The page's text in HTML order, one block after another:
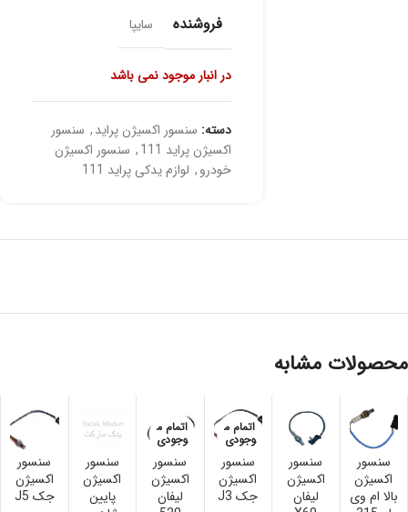
فروشنده سایپا
در انبار موجود نمی باشد
دسته: سنسور اکسیژن پراید, سنسور
اکسیژن پراید 111
, سنسور اکسیژن
خودرو, لوازم یدکی پراید 111
محصولات مشابه
سنسور
اکسیژن
بالا ام وی
سنسور
اكسيژن
ليفان
اتمام م
وجودی
سنسور
اکسیژن
جک J3
اتمام م
وجودی
سنسور
اکسیژن
لیفان
سنسور
اکسیژن
پایین
سنسور
اکسیژن
جک J5